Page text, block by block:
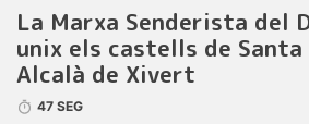
La Marxa Senderista del
unix els castells de Santa
Alcalà de Xivert
47 SEG